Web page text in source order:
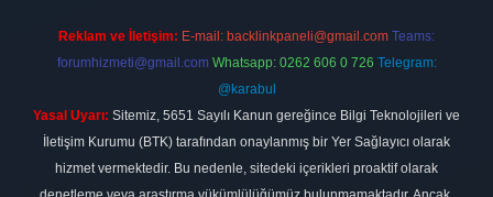
Reklam ve İletişim: E-mail: backlinkpaneli@gmail.com Teams:
forumhizmeti@gmail.com Whatsapp: 0262 606 0 726 Telegram:
@karabul
Yasal Uyarı: Sitemiz, 5651 Sayılı Kanun gereğince Bilgi Teknolojileri ve
İletişim Kurumu (BTK) tarafından onaylanmış bir Yer Sağlayıcı olarak
hizmet vermektedir. Bu nedenle, sitedeki içerikleri proaktif olarak